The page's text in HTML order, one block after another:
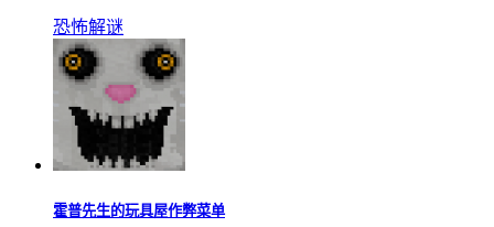
恐怖解谜
霍普先生的玩具屋作弊菜单